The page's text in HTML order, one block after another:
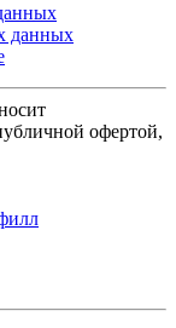
данных
офертой,